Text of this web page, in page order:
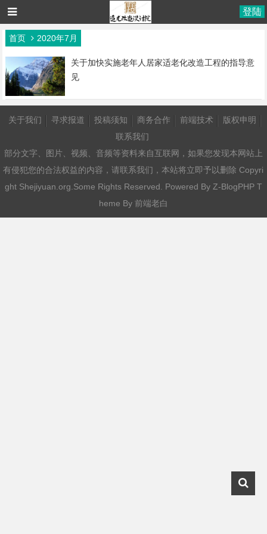
登陆
首页 2020年7月
关于加快实施老年人居家适老化改造工程的指导意
见
关于我们 寻求报道 投稿须知 商务合作 前端技术
版权申明
联系我们
部分文字、图片、视频、音频等资料来自互联网，如果您发现本网站上
有侵犯您的合法权益的内容，请联系我们，本站将立即予以删除 Copyri
ght Shejiyuan.org.Some Rights Reserved. Powered By Z-BlogPHPT
heme By 前端老白